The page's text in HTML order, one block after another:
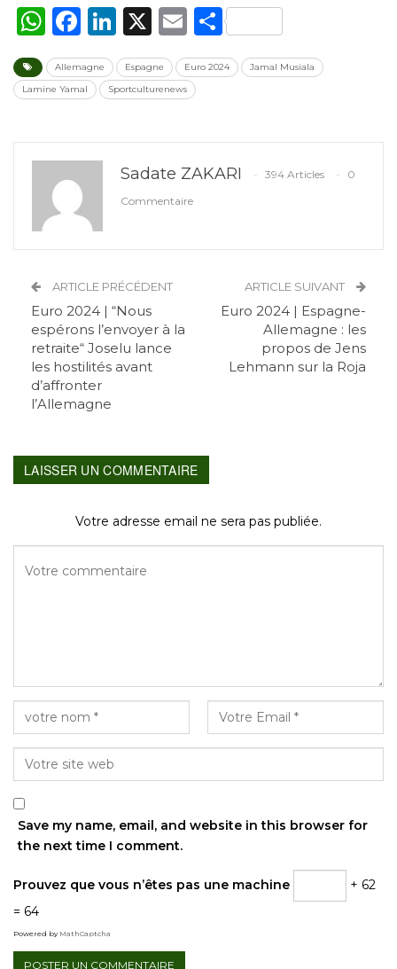
WhatsApp
Facebook
LinkedIn
X EmailPartager
Allemagne Espagne Euro 2024
Jamal Musiala
Lamine Yamal
Sportculturenews
Sadate ZAKARI 394 Articles
0
Commentaire
ARTICLE PRÉCÉDENT
Euro 2024 | “Nous
espérons l’envoyer à la
retraite“ Joselu lance
les hostilités avant
d’affronter
l’Allemagne
ARTICLE SUIVANT
Euro 2024 | Espagne-
Allemagne : les
propos de Jens
Lehmann sur la Roja
LAISSER UN COMMENTAIRE
Votre adresse email ne sera pas publiée.
Save my name, email, and website in this browser for
the next time I comment.
Prouvez que vous n’êtes pas une machine
+ 62
= 64
Powered by MathCaptcha